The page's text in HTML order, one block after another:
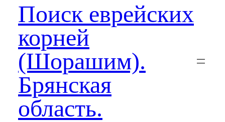
Поиск еврейских
корней
(Шорашим).
Брянская
область.